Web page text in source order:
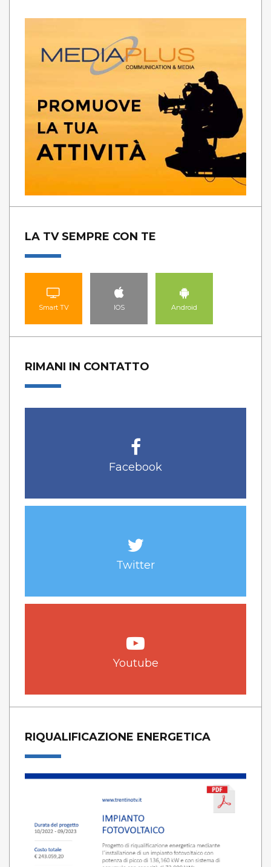
LA TV SEMPRE CON TE
Smart TV IOS Android
RIMANI IN CONTATTO
Facebook
Twitter
Youtube
RIQUALIFICAZIONE ENERGETICA